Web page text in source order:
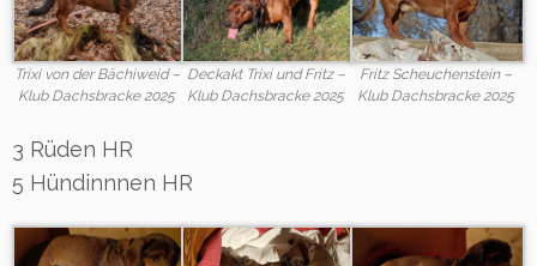
Trixi von der Bächiweid –
Klub Dachsbracke 2025
Deckakt Trixi und Fritz –
Klub Dachsbracke 2025
Fritz Scheuchenstein –
Klub Dachsbracke 2025
3 Rüden HR
5 Hündinnnen HR